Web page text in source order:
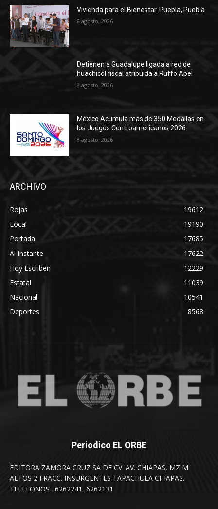
Vivienda para el Bienestar. Puebla, Puebla
8 agosto, 2026
Detienen a Guadalupe ligada a red de
huachicol fiscal atribuida a Ruffo Apel
8 agosto, 2026
México Acumula más de 350 Medallas en
los Juegos Centroamericanos 2026
8 agosto, 2026
ARCHIVO
Rojas
19612
Local
19190
Portada
17685
Al Instante
17622
Hoy Escriben
12229
Estatal
11039
Nacional
10541
Deportes
8568
Periodico EL ORBE
EDITORA ZAMORA CRUZ SA DE CV. AV. CHIAPAS, MZ M
ALTOS 2 FRACC. INSURGENTES TAPACHULA CHIAPAS.
TELEFONOS . 6262241, 6262131